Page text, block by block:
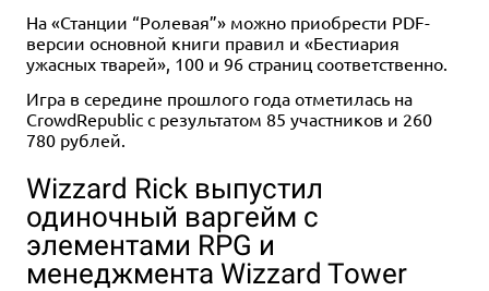
На «Станции “Ролевая”» можно приобрести PDF-
версии основной книги правил и «Бестиария
ужасных тварей», 100 и 96 страниц соответственно.
Игра в середине прошлого года отметилась на
CrowdRepublic с результатом 85 участников и 260
780 рублей.
Wizzard Rick выпустил
одиночный варгейм с
элементами RPG и
менеджмента Wizzard Tower